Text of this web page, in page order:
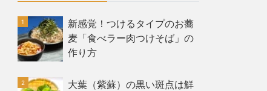
新感覚！つけるタイプのお蕎
麦「食べラー肉つけそば」の
作り方
大葉（紫蘇）の黒い斑点は鮮